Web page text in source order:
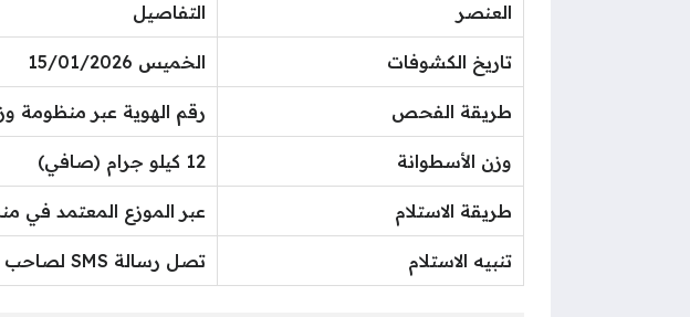
العنصر التفاصيل
تاريخ الكشوفات الخميس 15/01/2026
طريقة الفحص رقم الهوية عبر منظومة
وزن الأسطوانة 12 كيلو جرام (صافي)
طريقة الاستلام عبر الموزع المعتمد في
تنبيه الاستلام تصل رسالة SMS لصاحب الدور قبل موعد التعبئة